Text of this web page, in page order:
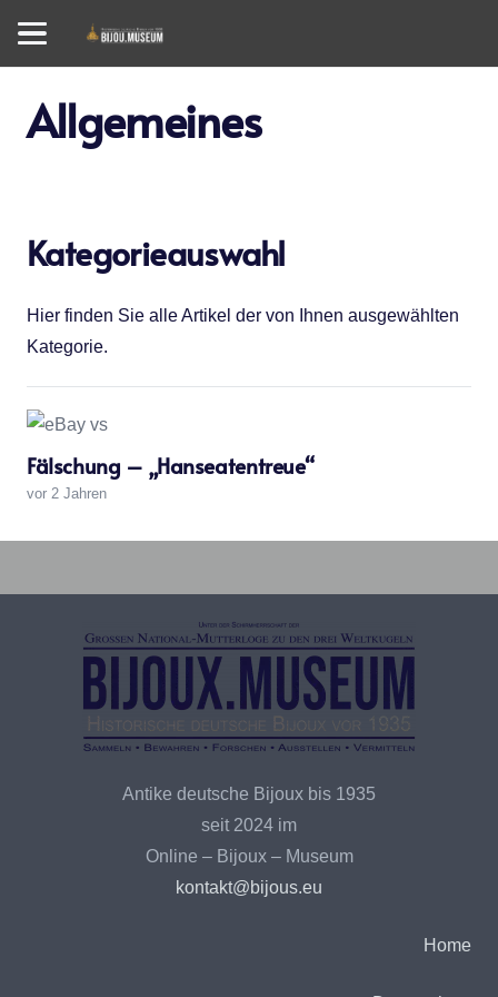
Allgemeines
Kategorieauswahl
Hier finden Sie alle Artikel der von Ihnen ausgewählten
Kategorie.
Fälschung – „Hanseatentreue“
vor 2 Jahren
Bijoux – Recherchekreis
Antike deutsche Bijoux bis 1935
seit 2024 im
Online – Bijoux – Museum
kontakt@bijous.eu
Home